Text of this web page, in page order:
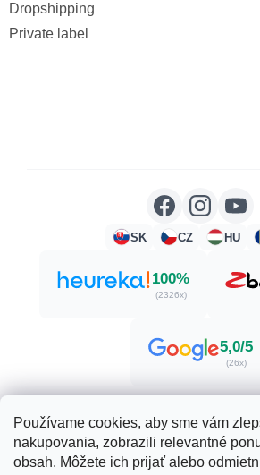
Používame cookies, aby sme vám
nakupovania, zobrazili relevantné
obsah. Môžete ich prijať alebo
Dropshipping
Private label
SK CZ HU
100%
(2326x)
5,0/5
(26x)
Vytvoril Shoptet